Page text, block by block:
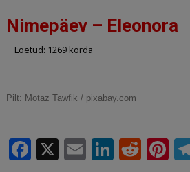
Nimepäev – Eleonora
Loetud: 1269 korda
Pilt: Motaz Tawfik / pixabay.com
F X E Li R Pi